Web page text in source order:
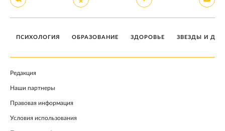
ПСИХОЛОГИЯ ОБРАЗОВАНИЕ ЗДОРОВЬЕ ЗВЕЗДЫ И
Редакция
Наши партнеры
Правовая информация
Условия использования